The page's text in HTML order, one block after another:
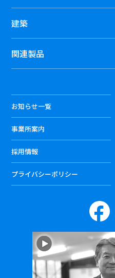
建築
関連製品
お知らせ一覧
事業所案内
採用情報
プライバシーポリシー